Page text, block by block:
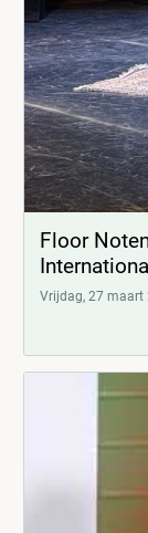
Floor
Vrijdag, 27 maart